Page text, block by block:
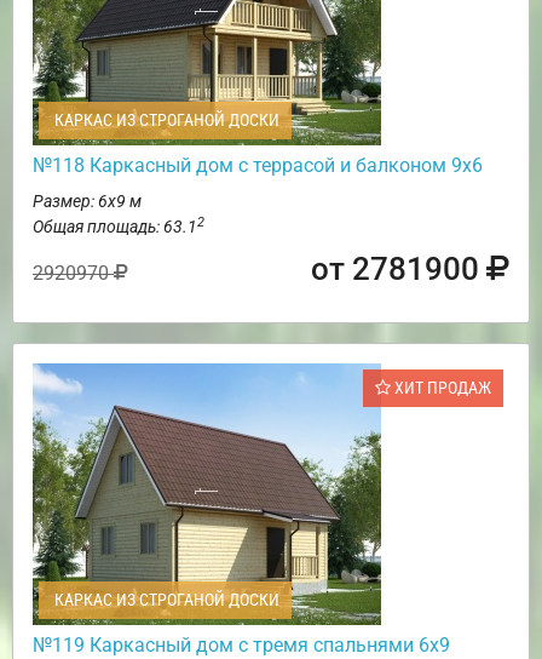
КАРКАС ИЗ СТРОГАНОЙ ДОСКИ
№118 Каркасный дом с террасой и балконом 9х6
Размер: 6х9 м
Общая площадь: 63.12
2920970 от 2781900
ХИТ ПРОДАЖ
КАРКАС ИЗ СТРОГАНОЙ ДОСКИ
№119 Каркасный дом с тремя спальнями 6х9